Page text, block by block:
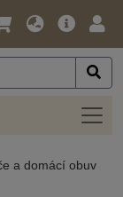
Jazyk
Měna
Hlavní
a domácí obuv